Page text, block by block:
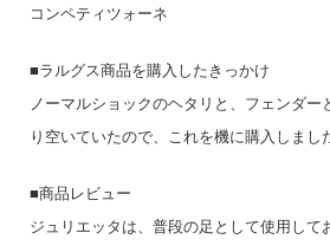
コンペティツォーネ
■ラルグス商品を購入したきっかけ
ノーマルショックのヘタリと、フェンダー
り空いていたので、これを機に購入しまし
■商品レビュー
ジュリエッタは、普段の足として使用して